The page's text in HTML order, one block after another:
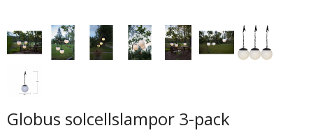
Globus solcellslampor 3-pack